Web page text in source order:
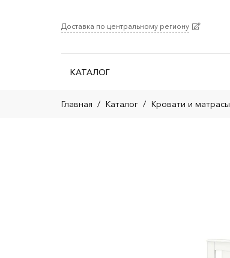
Доставка по центральному региону
КАТАЛОГ
Главная / Каталог / Кровати и матрасы